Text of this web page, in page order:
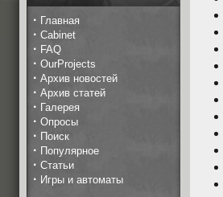
· Главная
· Cabinet
· FAQ
· OurProjects
· Архив новостей
· Архив статей
· Галерея
· Опросы
· Поиск
· Популярное
· Статьи
· Игры и автоматы